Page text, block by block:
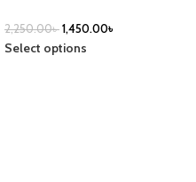
2,250.00৳1,450.00৳
Select options